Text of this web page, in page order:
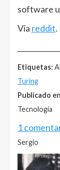
software
Vía reddit.
Etiquetas:
Turing
Publicado
Tecnología
1
Sergio